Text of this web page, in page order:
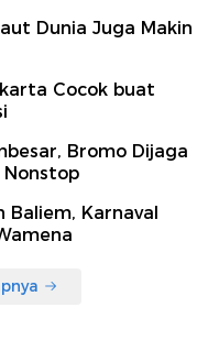
Dunia Juga Makin
Cocok buat
Bromo Dijaga
Baliem, Karnaval